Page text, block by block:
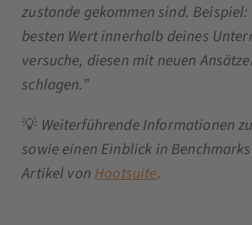
zustande gekommen sind.
besten Wert innerhalb deines
versuche, diesen mit neuen
schlagen.”
💡 Weiterführende Informationen
sowie einen Einblick in
Artikel vonHootsuite.